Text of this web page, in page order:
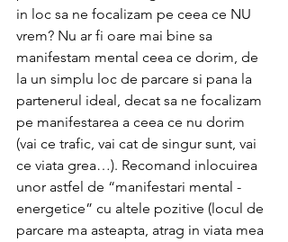
in loc sa ne focalizam pe ceea ce NU
vrem? Nu ar fi oare mai bine sa
manifestam mental ceea ce dorim, de
la un simplu loc de parcare si pana la
partenerul ideal, decat sa ne focalizam
pe manifestarea a ceea ce nu dorim
(vai ce trafic, vai cat de singur sunt, vai
ce viata grea…). Recomand inlocuirea
unor astfel de “manifestari mental -
energetice” cu altele pozitive (locul de
parcare ma asteapta, atrag in viata mea